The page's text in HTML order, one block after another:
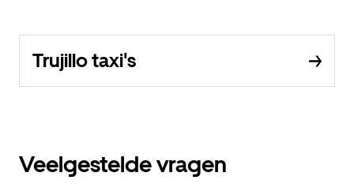
Trujillo taxi's
Veelgestelde vragen